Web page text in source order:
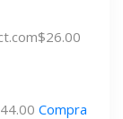
$26.00
Compra